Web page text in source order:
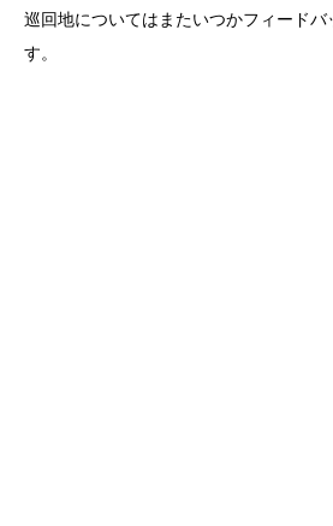
巡回地についてはまたいつかフィードバ
す。